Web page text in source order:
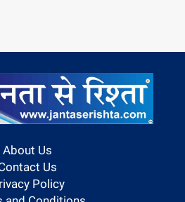
About Us
Us
Policy